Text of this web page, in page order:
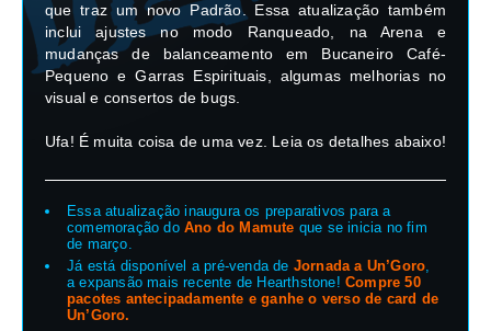
que traz um novo Padrão. Essa atualização também
inclui ajustes no modo Ranqueado, na Arena e
mudanças de balanceamento em Bucaneiro Café-
Pequeno e Garras Espirituais, algumas melhorias no
visual e consertos de bugs.
Ufa! É muita coisa de uma vez. Leia os detalhes abaixo!
Essa atualização inaugura os preparativos para a
comemoração do Ano do Mamute que se inicia no fim
de março.
Já está disponível a pré-venda de Jornada a Un’Goro,
a expansão mais recente de Hearthstone! Compre 50
pacotes antecipadamente e ganhe o verso de card de
Un’Goro.